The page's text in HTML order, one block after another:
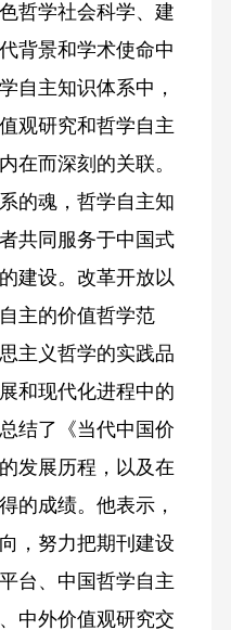
哲学社会科学、建
背景和学术使命中
自主知识体系中，
观研究和哲学自主
在而深刻的关联。
的魂，哲学自主知
共同服务于中国式
建设。改革开放以
主的价值哲学范
主义哲学的实践品
和现代化进程中的
结了《当代中国价
发展历程，以及在
的成绩。他表示，
，努力把期刊建设
台、中国哲学自主
中外价值观研究交